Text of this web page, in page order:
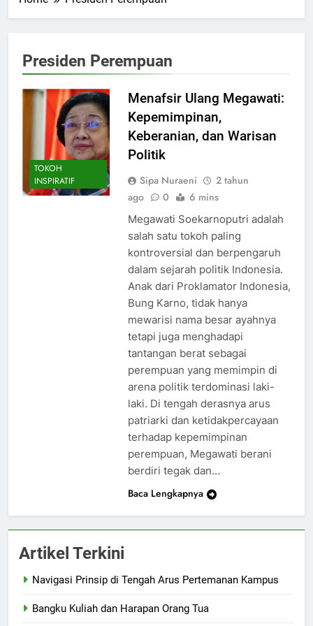
Presiden Perempuan
TOKOH
INSPIRATIF
Menafsir Ulang Megawati:
Kepemimpinan,
Keberanian, dan Warisan
Politik
Sipa Nuraeni
2 tahun
ago
0 6 mins
Megawati Soekarnoputri adalah
salah satu tokoh paling
kontroversial dan berpengaruh
dalam sejarah politik Indonesia.
Anak dari Proklamator Indonesia,
Bung Karno, tidak hanya
mewarisi nama besar ayahnya
tetapi juga menghadapi
tantangan berat sebagai
perempuan yang memimpin di
arena politik terdominasi laki-
laki. Di tengah derasnya arus
patriarki dan ketidakpercayaan
terhadap kepemimpinan
perempuan, Megawati berani
berdiri tegak dan…
Baca Lengkapnya
Artikel Terkini
Navigasi Prinsip di Tengah Arus Pertemanan Kampus
Bangku Kuliah dan Harapan Orang Tua